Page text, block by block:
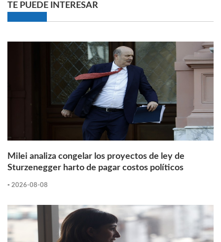
TE PUEDE INTERESAR
Milei analiza congelar los proyectos de ley de
Sturzenegger harto de pagar costos políticos
- 2026-08-08